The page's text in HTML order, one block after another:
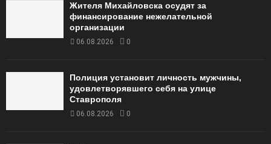
Жителя Михайловска осудят за
финансирование нежелательной
организации
06.08.2026 0
Полиция установит личность мужчины,
удовлетворявшего себя на улице
Ставрополя
06.08.2026 0